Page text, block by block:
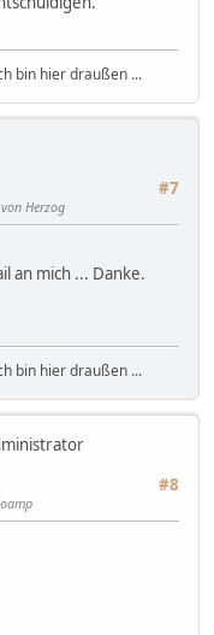
bin hier draußen ...
#7
Herzog
an mich ... Danke.
bin hier draußen ...
#8